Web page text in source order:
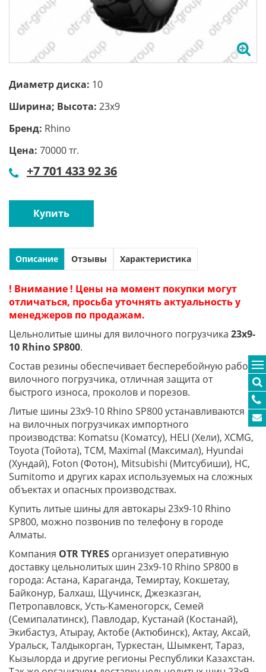
Диаметр диска: 10
Ширина; Высота: 23x9
Бренд: Rhino
Цена: 70000 тг.
+7 701 433 92 36
Купить
Описание Отзывы Характеристика
! Внимание ! Цены на момент покупки могут
отличаться, просьба уточнять актуальность у
менеджеров по продажам.
Цельнолитые шины для вилочного погрузчика 23x9-
10 Rhino SP800.
Состав резины обеспечивает бесперебойную работу
вилочного погрузчика, отличная защита от
быстрого износа, проколов и порезов.
Литые шины 23x9-10 Rhino SP800 устанавливаются
на вилочных погрузчиках импортного
производства: Komatsu (Коматсу), HELI (Хели), XCMG,
Toyota (Тойота), TCM, Maximal (Максимал), Hyundai
(Хундай), Foton (Фотон), Mitsubishi (Митсубиши), HC,
Sumitomo и других карах используемых на сложных
объектах и опасных производствах.
Купить литые шины для автокары 23x9-10 Rhino
SP800, можно позвонив по телефону в городе
Алматы.
Компания OTR TYRES организует оперативную
доставку цельнолитых шин 23x9-10 Rhino SP800 в
города: Астана, Караганда, Темиртау, Кокшетау,
Байконур, Балхаш, Щучинск, Джезказган,
Петропавловск, Усть-Каменогорск, Семей
(Семипалатинск), Павлодар, Кустанай (Костанай),
Экибастуз, Атырау, Актобе (Актюбинск), Актау, Аксай,
Уральск, Талдыкорган, Туркестан, Шымкент, Тараз,
Кызылорда и другие регионы Республики Казахстан.